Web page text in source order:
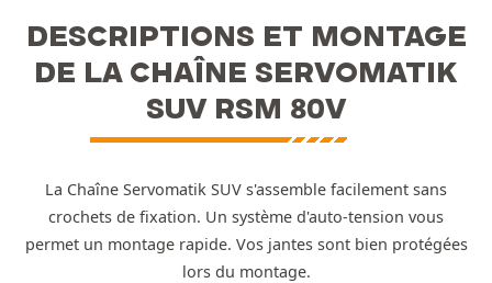
DESCRIPTIONS ET MONTAGE
DE LA CHAÎNE SERVOMATIK
SUV RSM 80V
La Chaîne Servomatik SUV s'assemble facilement sans
crochets de fixation. Un système d'auto-tension vous
permet un montage rapide. Vos jantes sont bien protégées
lors du montage.